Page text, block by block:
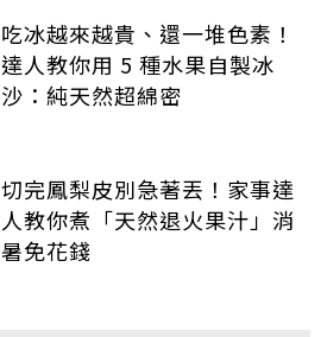
吃冰越來越貴、還一堆色素！
達人教你用 5 種水果自製冰
沙：純天然超綿密
切完鳳梨皮別急著丟！家事達
人教你煮「天然退火果汁」消
暑免花錢